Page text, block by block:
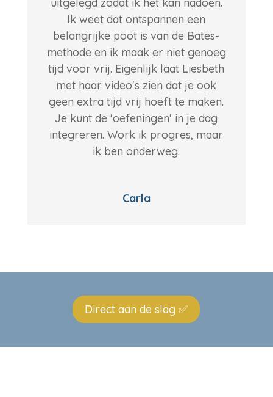
uitgelegd zodat ik het kan nadoen.
Ik weet dat ontspannen een
belangrijke poot is van de Bates-
methode en ik maak er niet genoeg
tijd voor vrij. Eigenlijk laat Liesbeth
met haar video's zien dat je ook
geen extra tijd vrij hoeft te maken.
Je kunt de 'oefeningen' in je dag
integreren. Work ik progres, maar
ik ben onderweg.
Carla
Direct aan de slag ✅